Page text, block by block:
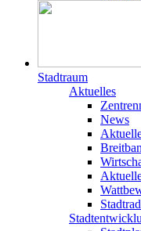
Stadtraum
Aktuelles
News